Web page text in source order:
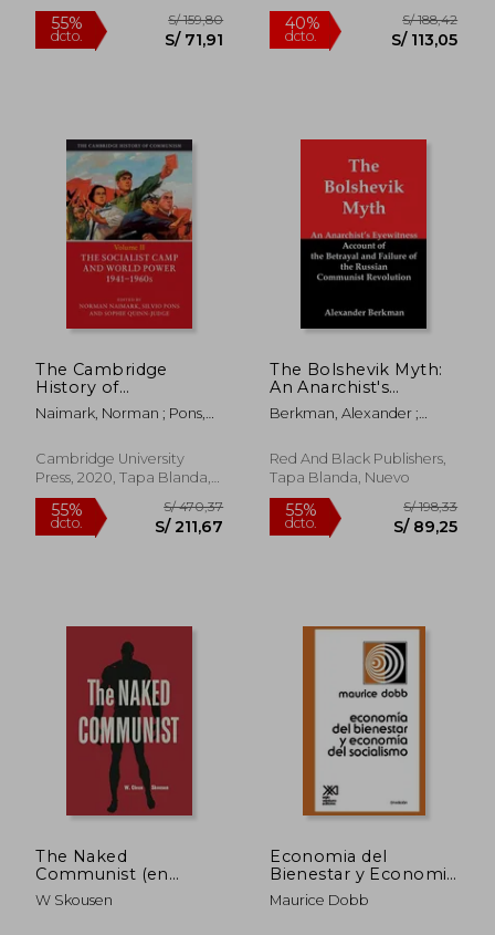
55%
dcto. S/ 109,75
55%
dcto.
55%
dcto.
40%
dcto.
The Cambridge
History of
Communism: Volume
2 (en Inglés)
Naimark, Norman ; Pons,
Sophie
Cambridge University
Press, 2020, Tapa Blanda,
Nuevo
The Bolshevik Myth:
An Anarchist's
Eyewitness Account
of the Betrayal and
Communist
Revolution (en
Berkman, Alexander ;
Red And Black Publishers,
Tapa Blanda, Nuevo
The Naked
Communist (en
Inglés)
W Skousen
Economia del
Bienestar y Economia
del Socialismo
Maurice Dobb